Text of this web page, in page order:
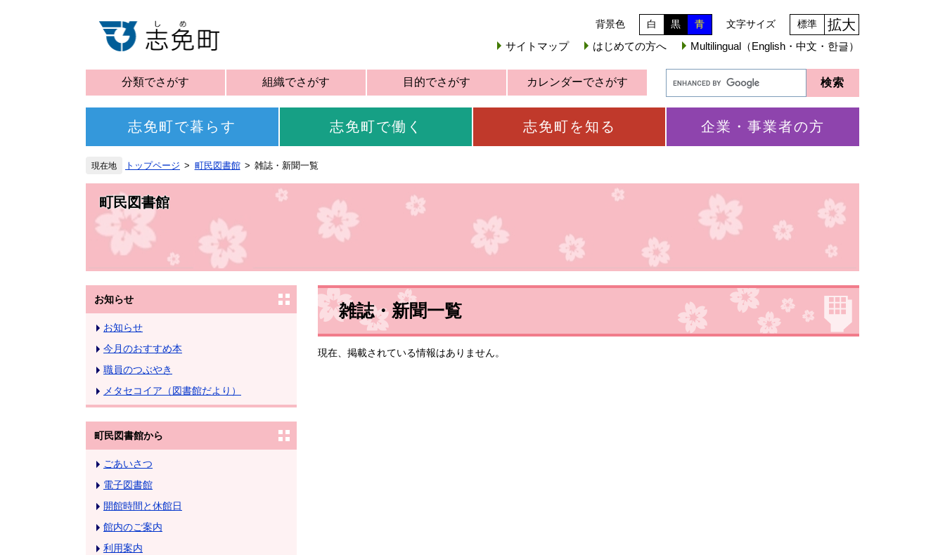
背景色 白 黒 青 文字サイズ 標準 拡大
サイトマップ はじめての方へ Multilingual（English・中文・한글）
分類でさがす 組織でさがす 目的でさがす カレンダーでさがす
志免町で暮らす 志免町で働く 志免町を知る 企業・事業者の方
トップページ 町民図書館 雑誌・新聞一覧
町民図書館
お知らせ
お知らせ
今月のおすすめ本
職員のつぶやき
メタセコイア（図書館だより）
町民図書館から
ごあいさつ
電子図書館
開館時間と休館日
館内のご案内
利用案内
雑誌・新聞一覧
現在、掲載されている情報はありません。